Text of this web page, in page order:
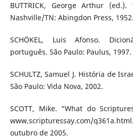
BUTTRICK, George Arthur (ed.).
Nashville/TN: Abingdon Press,
SCHÖKEL, Luis Afonso.
português. São Paulo: Paulus, 1997.
SCHULTZ, Samuel J. História de
São Paulo: Vida Nova, 2002.
SCOTT, Mike. “What do
www.scripturessay.com/
outubro de 2005.